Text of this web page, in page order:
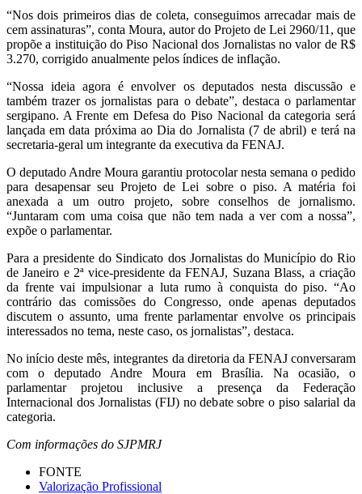
“Nos dois primeiros dias de coleta, conseguimos arrecadar mais de
cem assinaturas”, conta Moura, autor do Projeto de Lei 2960/11, que
propõe a instituição do Piso Nacional dos Jornalistas no valor de R$
3.270, corrigido anualmente pelos índices de inflação.
“Nossa ideia agora é envolver os deputados nesta discussão e
também trazer os jornalistas para o debate”, destaca o parlamentar
sergipano. A Frente em Defesa do Piso Nacional da categoria será
lançada em data próxima ao Dia do Jornalista (7 de abril) e terá na
secretaria-geral um integrante da executiva da FENAJ.
O deputado Andre Moura garantiu protocolar nesta semana o pedido
para desapensar seu Projeto de Lei sobre o piso. A matéria foi
anexada a um outro projeto, sobre conselhos de jornalismo.
“Juntaram com uma coisa que não tem nada a ver com a nossa”,
expõe o parlamentar.
Para a presidente do Sindicato dos Jornalistas do Município do Rio
de Janeiro e 2ª vice-presidente da FENAJ, Suzana Blass, a criação
da frente vai impulsionar a luta rumo à conquista do piso. “Ao
contrário das comissões do Congresso, onde apenas deputados
discutem o assunto, uma frente parlamentar envolve os principais
interessados no tema, neste caso, os jornalistas”, destaca.
No início deste mês, integrantes da diretoria da FENAJ conversaram
com o deputado Andre Moura em Brasília. Na ocasião, o
parlamentar projetou inclusive a presença da Federação
Internacional dos Jornalistas (FIJ) no debate sobre o piso salarial da
categoria.
Com informações do SJPMRJ
FONTE
Valorização Profissional